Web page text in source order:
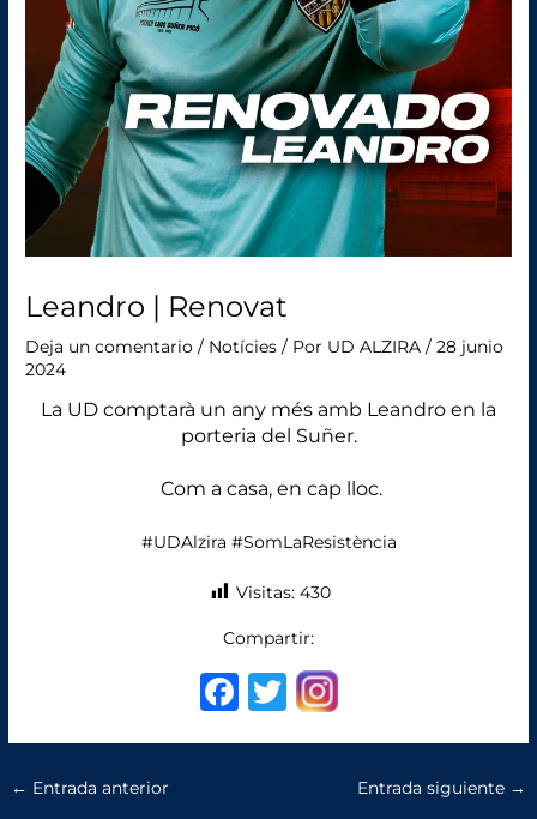
Leandro | Renovat
Deja un comentario / Notícies / Por UD ALZIRA/28 junio
2024
La UD comptarà un any més amb Leandro en la
porteria del Suñer.
Com a casa, en cap lloc.
#UDAlzira #SomLaResistència
Visitas: 430
Compartir:
F T
← Entrada anterior Entrada siguiente →